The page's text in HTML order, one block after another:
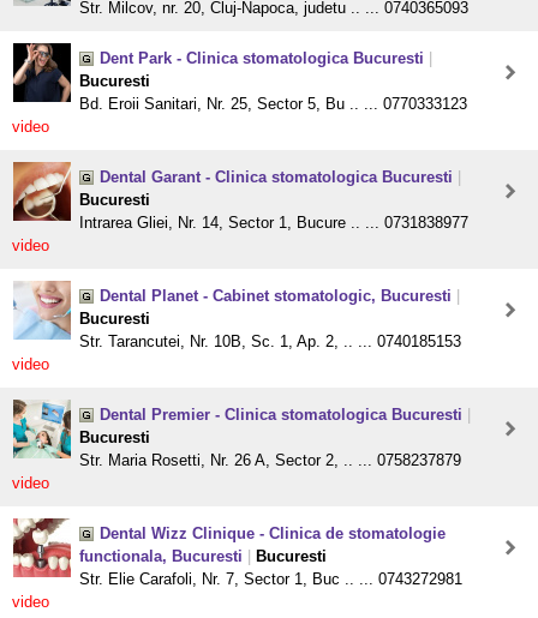
Str. Milcov, nr. 20, Cluj-Napoca, judetu .. ... 0740365093
Dent Park - Clinica stomatologica Bucuresti
Bucuresti
Bd. Eroii Sanitari, Nr. 25, Sector 5, Bu .. ... 0770333123
video
Dental Garant - Clinica stomatologica Bucuresti
Bucuresti
Intrarea Gliei, Nr. 14, Sector 1, Bucure .. ... 0731838977
video
Dental Planet - Cabinet stomatologic, Bucuresti
Bucuresti
Str. Tarancutei, Nr. 10B, Sc. 1, Ap. 2, .. ... 0740185153
video
Dental Premier - Clinica stomatologica Bucuresti
Bucuresti
Str. Maria Rosetti, Nr. 26 A, Sector 2, .. ... 0758237879
video
Dental Wizz Clinique - Clinica de stomatologie
functionala, Bucuresti
Bucuresti
Str. Elie Carafoli, Nr. 7, Sector 1, Buc .. ... 0743272981
video